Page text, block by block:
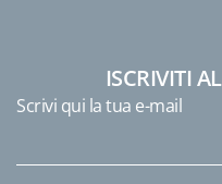
ISCRIVITI
Scrivi qui la tua e-mail